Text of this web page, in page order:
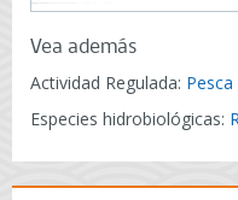
Vea además
Actividad Regulada:
Especies hidrobiológicas: